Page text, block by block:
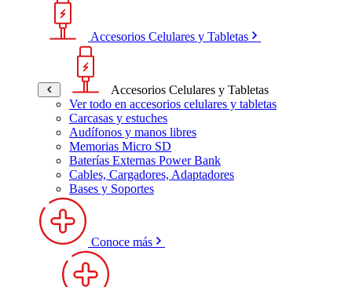
Accesorios Celulares y Tabletas
Accesorios Celulares y Tabletas
Ver todo en accesorios celulares y tabletas
Carcasas y estuches
Audífonos y manos libres
Memorias Micro SD
Baterías Externas Power Bank
Cables, Cargadores, Adaptadores
Bases y Soportes
Conoce más